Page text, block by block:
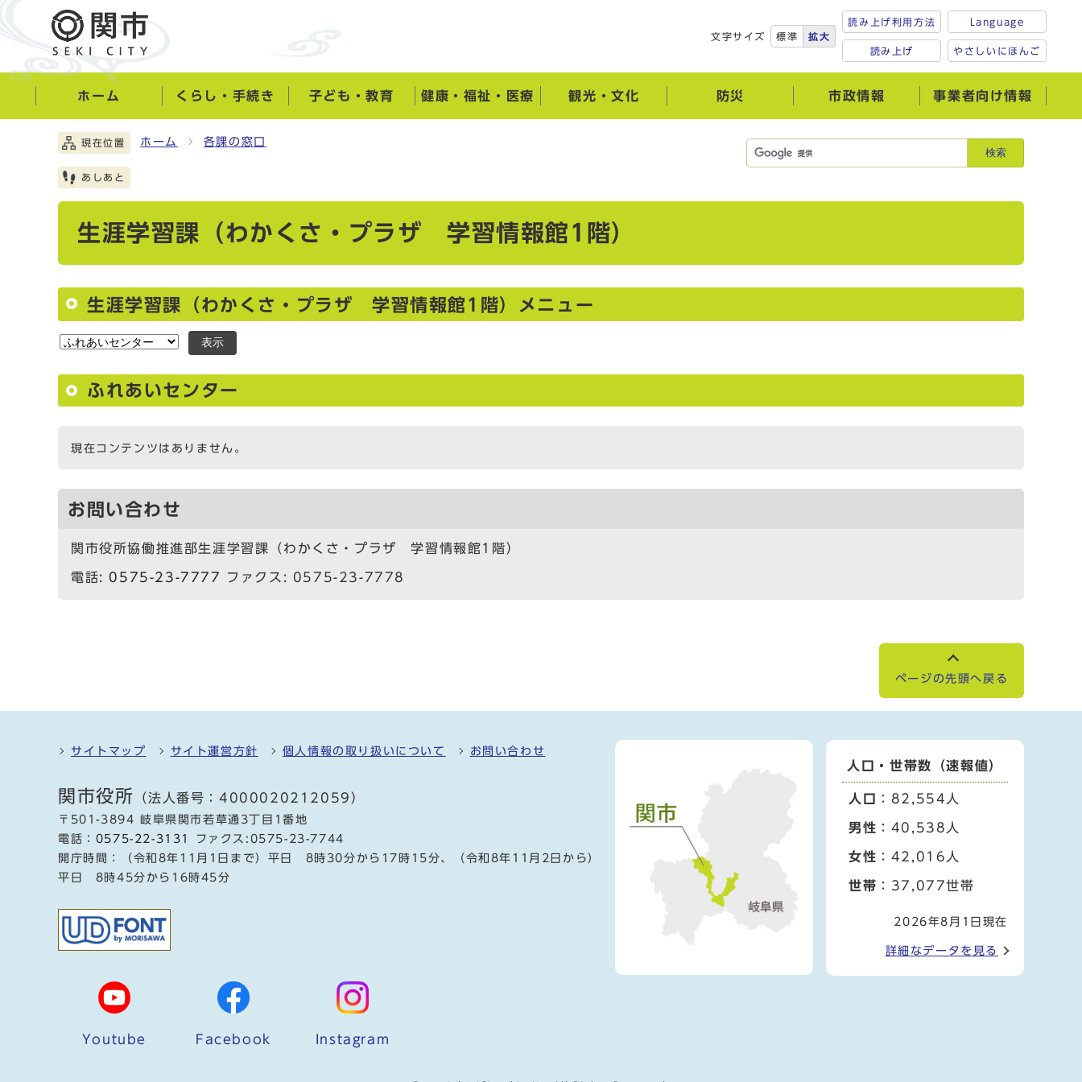
文字サイズ 標準 拡大
読み上げ利用方法
読み上げ
Language
やさしいにほんご
ホーム くらし・手続き 子ども・教育 健康・福祉・医療 観光・文化 防災 市政情報 事業者向け情報
検索
現在位置 ホーム 各課の窓口
あしあと
生涯学習課（わかくさ・プラザ 学習情報館1階）
生涯学習課（わかくさ・プラザ 学習情報館1階）メニュー
表示
ふれあいセンター
現在コンテンツはありません。
お問い合わせ
関市役所協働推進部生涯学習課（わかくさ・プラザ 学習情報館1階）
電話: 0575-23-7777 ファクス: 0575-23-7778
ページの先頭へ戻る
サイトマップ サイト運営方針 個人情報の取り扱いについて お問い合わせ
関市役所 （法人番号：4000020212059）
〒501-3894 岐阜県関市若草通3丁目1番地
電話： 0575-22-3131
ファクス:0575-23-7744
開庁時間：（令和8年11月1日まで）平日 8時30分から17時15分、（令和8年11月2日から）
平日 8時45分から16時45分
Youtube Facebook Instagram
人口・世帯数（速報値）
人口 ：82,554人
男性 ：40,538人
女性 ：42,016人
世帯 ：37,077世帯
2026年8月1日現在
詳細なデータを見る